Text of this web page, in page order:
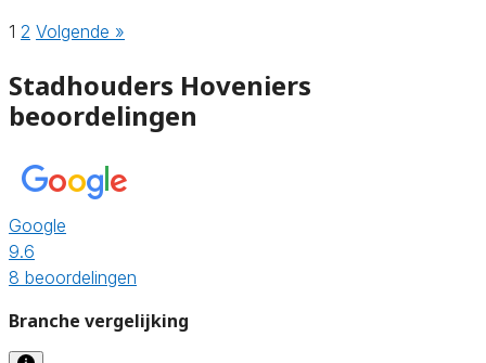
1 2 Volgende »
Stadhouders Hoveniers
beoordelingen
Google
9.6
8 beoordelingen
Branche vergelijking